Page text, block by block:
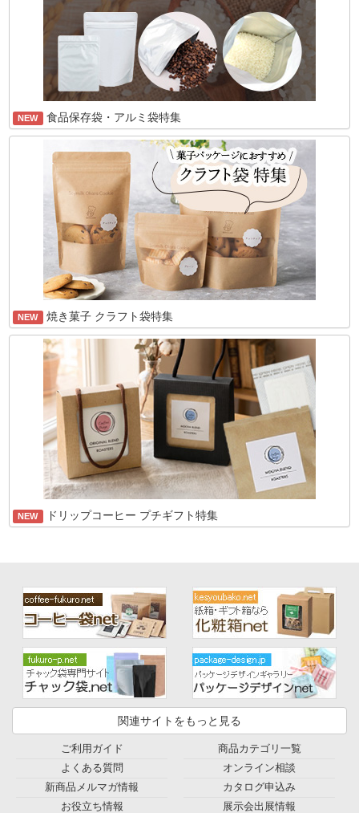
NEW 食品保存袋・アルミ袋特集
NEW 焼き菓子 クラフト袋特集
NEW ドリップコーヒー プチギフト特集
関連サイトをもっと見る
ご利用ガイド
よくある質問
新商品メルマガ情報
お役立ち情報
商品カテゴリ一覧
オンライン相談
カタログ申込み
展示会出展情報